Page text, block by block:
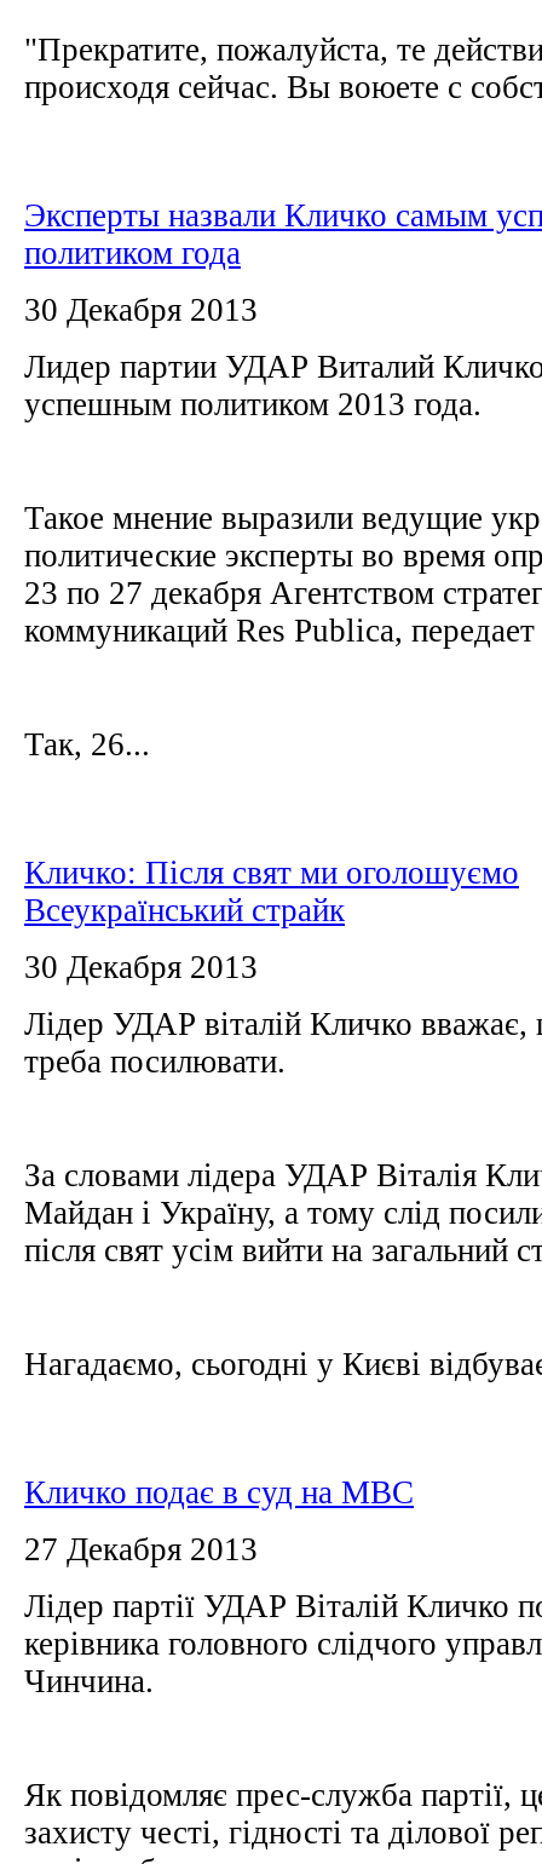
"Прекратите, пожалуйста, те
происходя сейчас. Вы воюете с
Эксперты назвали Кличко самым
политиком года
30 Декабря 2013
Лидер партии УДАР Виталий
успешным политиком 2013 года.
Такое мнение выразили ведущие
политические эксперты во время
23 по 27 декабря Агентством
коммуникаций Res Publica,
Так, 26...
Кличко: Після свят ми оголошуємо
Всеукраїнський страйк
30 Декабря 2013
Лідер УДАР віталій Кличко вважає,
треба посилювати.
За словами лідера УДАР Віталія
Майдан і Україну, а тому слід
після свят усім вийти на загальний
Нагадаємо, сьогодні у Києві
Кличко подає в суд на МВС
27 Декабря 2013
Лідер партії УДАР Віталій Кличко
керівника головного слідчого
Чинчина.
Як повідомляє прес-служба партії,
захисту честі, гідності та ділової